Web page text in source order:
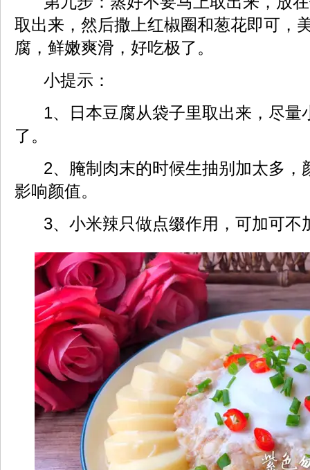
取出来，然后撒上红椒圈和葱花即可，
腐，鲜嫩爽滑，好吃极了。
小提示：
1、日本豆腐从袋子里取出来，尽量
了。
2、腌制肉末的时候生抽别加太多，
影响颜值。
3、小米辣只做点缀作用，可加可不